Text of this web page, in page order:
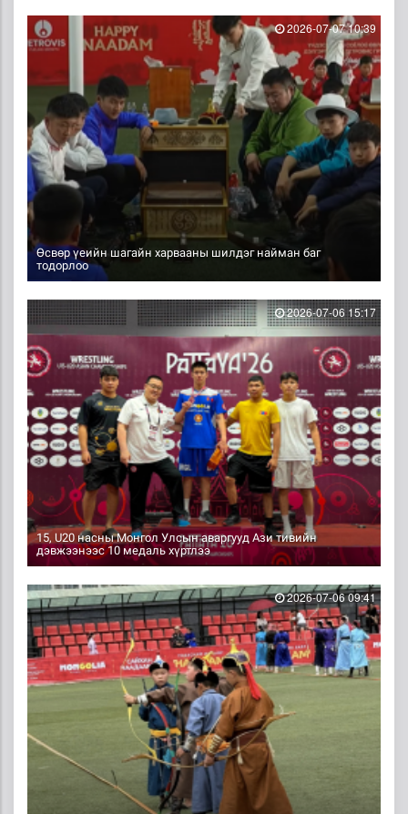
Өсвөр үеийн шагайн харвааны шилдэг найман баг
тодорлоо
2026-07-07 10:39
15, U20 насны Монгол Улсын аваргууд Ази тивийн
дэвжээнээс 10 медаль хүртлээ
2026-07-06 15:17
2026-07-06 09:41